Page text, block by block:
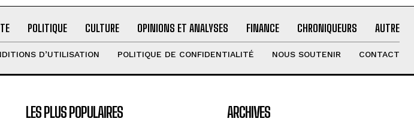
POLITIQUE CULTURE OPINIONS ET ANALYSES FINANCE CHRONIQUEURS AUTRE
D’UTILISATION POLITIQUE DE CONFIDENTIALITÉ NOUS SOUTENIR CONTACT
LES PLUS POPULAIRES ARCHIVES